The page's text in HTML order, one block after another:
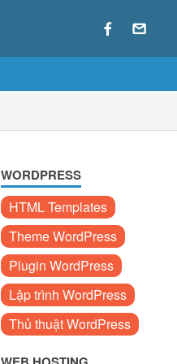
WORDPRESS
HTML Templates
Theme WordPress
Plugin WordPress
Lập trình WordPress
Thủ thuật WordPress